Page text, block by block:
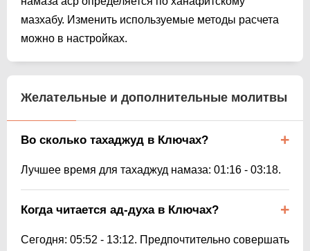
мазхабу. Изменить используемые методы расчета
можно в настройках.
Желательные и дополнительные молитвы
Во сколько тахаджуд в Ключах?
Лучшее время для тахаджуд намаза: 01:16 - 03:18.
Когда читается ад-духа в Ключах?
Сегодня: 05:52 - 13:12. Предпочтительно совершать